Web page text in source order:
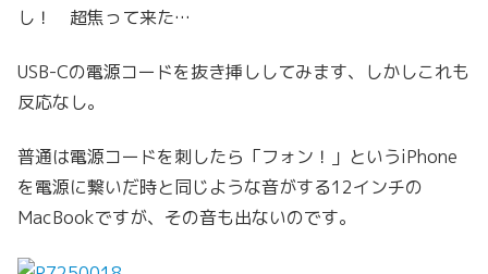
し！ 超焦って来た…
USB-Cの電源コードを抜き挿ししてみます、しかしこれも
反応なし。
普通は電源コードを刺したら「フォン！」というiPhone
を電源に繋いだ時と同じような音がする12インチの
MacBookですが、その音も出ないのです。